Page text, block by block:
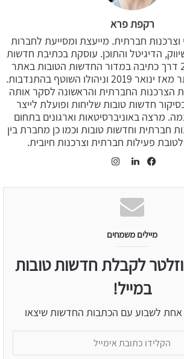
רקפת פרא
וצרכנות חברתית. מייעצת ומסייעת לחברות
הדיגיטל והתוכן. עוסקת בכתיבת חדשות
טובות משנת 2018 דרך כתיבה במדור החדשות הטובות באתר
Mako ועריכת האתר מאז ינואר 2019 וניהולו השוטף בהתנדבות.
הצרכנות החברתית והראשונה לסקר אותה
חדשות טובות שליחות ופועלת לייצר
מרצה באוניברסיטאות וארגונים בתחום
חברתית וחדשות טובות וכמו כן מחברת בין
פעילות חברתית וצרכנות חיובית.
מיילים משמחים
לקבלת חדשות טובות
במייל!
אחת לשבוע עם הכתבות החדשות שיצאו